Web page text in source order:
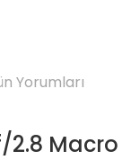
Yorumları
Macro